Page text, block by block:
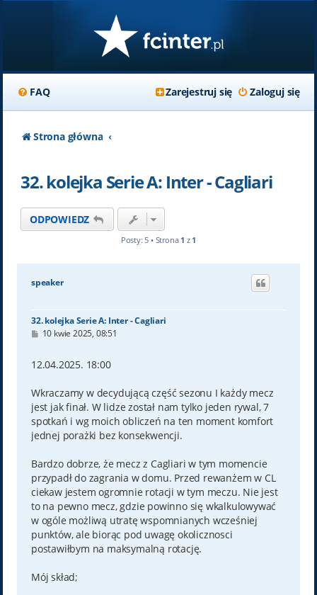
FAQ Zaloguj się
Zarejestruj się
Strona główna
32. kolejka Serie A: Inter - Cagliari
ODPOWIEDZ
Posty: 5 • Strona 1 z 1
speaker
32. kolejka Serie A: Inter - Cagliari
P
t
10 kwie 2025, 08:51
12.04.2025. 18:00
Wkraczamy w decydującą część sezonu I każdy mecz
jest jak finał. W lidze został nam tylko jeden rywal, 7
spotkań i wg moich obliczeń na ten moment komfort
jednej porażki bez konsekwencji.
Bardzo dobrze, że mecz z Cagliari w tym momencie
przypadł do zagrania w domu. Przed rewanżem w CL
ciekaw jestem ogromnie rotacji w tym meczu. Nie jest
to na pewno mecz, gdzie powinno się wkalkulowywać
w ogóle możliwą utratę wspomnianych wcześniej
punktów, ale biorąc pod uwagę okolicznosci
postawiłbym na maksymalną rotację.
Mój skład;